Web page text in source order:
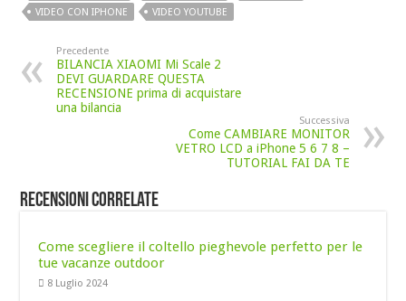
VIDEO CON IPHONE
VIDEO YOUTUBE
Precedente
BILANCIA XIAOMI Mi Scale 2
DEVI GUARDARE QUESTA
RECENSIONE prima di acquistare
una bilancia
Successiva
Come CAMBIARE MONITOR
VETRO LCD a iPhone 5 6 7 8 –
TUTORIAL FAI DA TE
Recensioni correlate
Come scegliere il coltello pieghevole perfetto per le
tue vacanze outdoor
8 Luglio 2024